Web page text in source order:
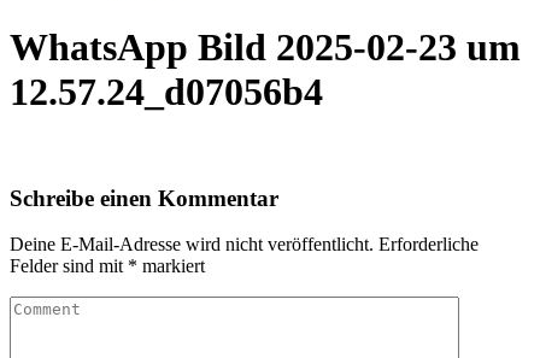
WhatsApp Bild 2025-02-23 um
12.57.24_d07056b4
Schreibe einen Kommentar
Deine E-Mail-Adresse wird nicht veröffentlicht. Erforderliche
Felder sind mit * markiert